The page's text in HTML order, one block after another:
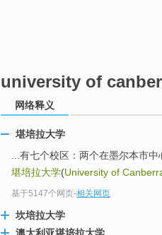
university of
网络释义
堪培拉大学
...有七个校区：两个在墨尔本市
堪培拉大学(University of
基于5147个网页-相关网页
坎培拉大学